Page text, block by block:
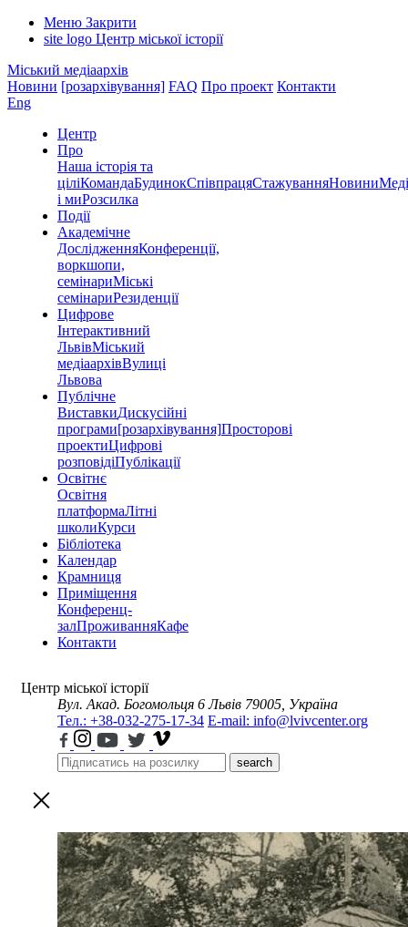
Меню Закрити
site logo Центр міської історії
Міський медіаархів
Новини [розархівування] FAQ Про проект Контакти
Eng
Центр
Про
Наша історія та
ціліКомандаБудинокСпівпрацяСтажуванняНовини
і миРозсилка
Події
Академічне
ДослідженняКонференції,
воркшопи,
семінариМіські
семінариРезиденції
Цифрове
Інтерактивний
ЛьвівМіський
медіаархівВулиці
Львова
Публічне
ВиставкиДискусійні
програми[розархівування]Просторові
проектиЦифрові
розповідіПублікації
Освітнє
Освітня
платформаЛітні
школиКурси
Бібліотека
Календар
Крамниця
Приміщення
Конференц-
залПроживанняКафе
Контакти
Центр міської історії
Вул. Акад. Богомольця 6 Львів 79005, Україна
Тел.: +38-032-275-17-34 E-mail: info@lvivcenter.org
search